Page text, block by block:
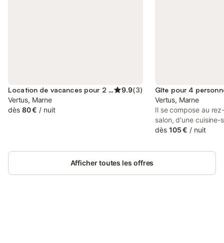
Location de vacances pour 2 personnes 9.9(3)
Vertus, Marne
dès 80 € / nuit
Gîte pour 4
Vertus, Marne
Il se compose au
salon, d'une cuisine-
de lave-vaisselle) et
la cour intérieure de
dès 105 € / nuit
Afficher toutes les offres